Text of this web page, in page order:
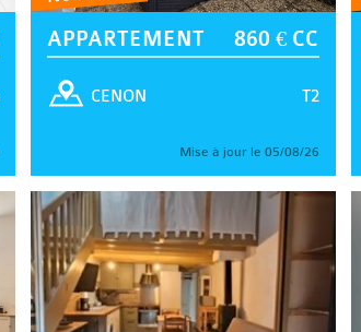
APPARTEMENT 860 € CC
T2
CENON
Mise à jour le 05/08/26